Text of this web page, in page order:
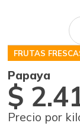
FRUTAS
Papaya
$
Precio por